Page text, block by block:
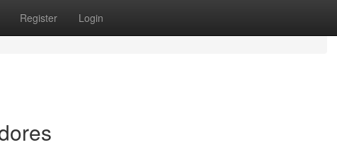
Register Login